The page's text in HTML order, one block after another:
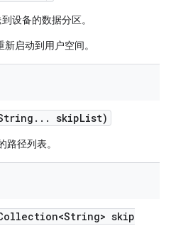
设备的数据分区。
启动到用户空间。
. . . skipList)
路径列表。
skip